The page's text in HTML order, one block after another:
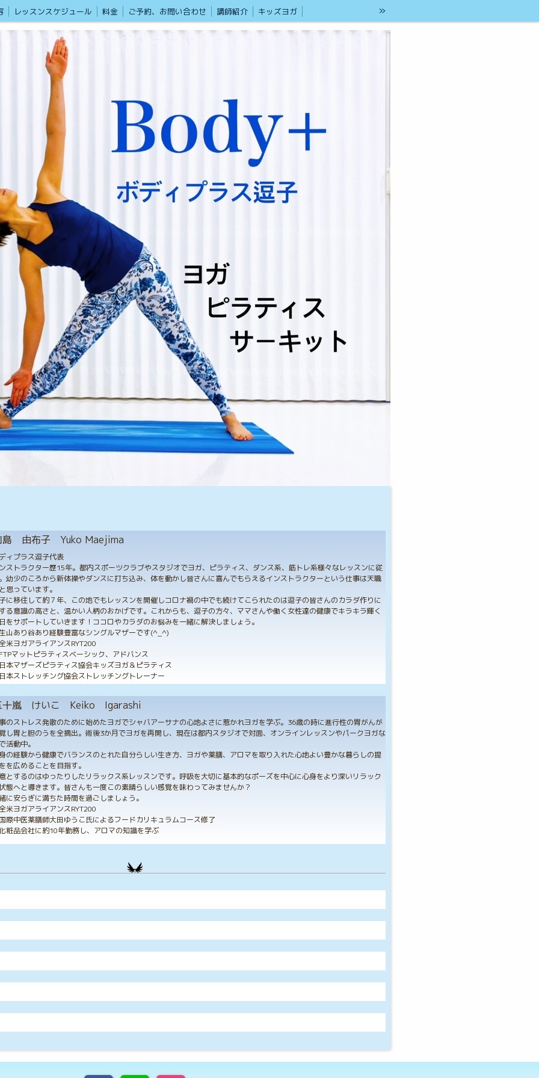
レッスンスケジュール 料金 ご予約、お問い合わせ 講師紹介 キッズヨガ »
島 由布子 Yuko Maejima
ィプラス逗子代表
ストラクター歴15年。都内スポーツクラブやスタジオでヨガ、ピラティス、ダンス系、筋トレ系様々なレッスンに従
幼少のころから新体操やダンスに打ち込み、体を動かし皆さんに喜んでもらえるインストラクターという仕事は天職
思っています。
に移住して約７年、この地でもレッスンを開催しコロナ禍の中でも続けてこられたのは逗子の皆さんのカラダ作りに
る意識の高さと、温かい人柄のおかげです。これからも、逗子の方々、ママさんや働く女性達の健康でキラキラ輝く
をサポートしていきます！ココロやカラダのお悩みを一緒に解決しましょう。
山あり谷あり経験豊富なシングルマザーです(^_^)
米ヨガアライアンスRYT200
マットピラティスベーシック、アドバンス
本マザーズピラティス協会キッズヨガ＆ピラティス
本ストレッチング協会ストレッチングトレーナー
十嵐 けいこ Keiko Igarashi
のストレス発散のために始めたヨガでシャバアーサナの心地よさに惹かれヨガを学ぶ。36歳の時に進行性の胃がんが
し胃と胆のうを全摘出。術後3か月でヨガを再開し、現在は都内スタジオで対面、オンラインレッスンやパークヨガな
活動中。
の経験から健康でバランスのとれた自分らしい生き方、ヨガや薬膳、アロマを取り入れた心地よい豊かな暮らしの提
を広めることを目指す。
とするのはゆったりしたリラックス系レッスンです。呼吸を大切に基本的なポーズを中心に心身をより深いリラック
態へと導きます。皆さんも一度この素晴らしい感覚を味わってみませんか？
に安らぎに満ちた時間を過ごしましょう。
米ヨガアライアンスRYT200
際中医薬膳師大田ゆうこ氏によるフードカリキュラムコース修了
粧品会社に約10年勤務し、アロマの知識を学ぶ